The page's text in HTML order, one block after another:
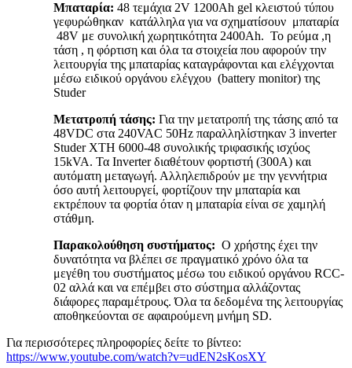
Μπαταρία: 48 τεμάχια 2V 1200Ah gel κλειστού τύπου
γεφυρώθηκαν κατάλληλα για να σχηματίσουν μπαταρία
48V με συνολική χωρητικότητα 2400Αh. Το ρεύμα ,η
τάση , η φόρτιση και όλα τα στοιχεία που αφορούν την
λειτουργία της μπαταρίας καταγράφονται και ελέγχονται
μέσω ειδικού οργάνου ελέγχου (battery monitor) της
Studer
Μετατροπή τάσης: Για την μετατροπή της τάσης από τα
48VDC στα 240VAC 50Ηz παραλληλίστηκαν 3 inverter
Studer XTH 6000-48 συνολικής τριφασικής ισχύος
15kVA. Τα Inverter διαθέτουν φορτιστή (300Α) και
αυτόματη μεταγωγή. Αλληλεπιδρούν με την γεννήτρια
όσο αυτή λειτουργεί, φορτίζουν την μπαταρία και
εκτρέπουν τα φορτία όταν η μπαταρία είναι σε χαμηλή
στάθμη.
Παρακολούθηση συστήματος: Ο χρήστης έχει την
δυνατότητα να βλέπει σε πραγματικό χρόνο όλα τα
μεγέθη του συστήματος μέσω του ειδικού οργάνου RCC-
02 αλλά και να επέμβει στο σύστημα αλλάζοντας
διάφορες παραμέτρους. Όλα τα δεδομένα της λειτουργίας
αποθηκεύονται σε αφαιρούμενη μνήμη SD.
Για περισσότερες πληροφορίες δείτε το βίντεο:
https://www.youtube.com/watch?v=udEN2sKosXY